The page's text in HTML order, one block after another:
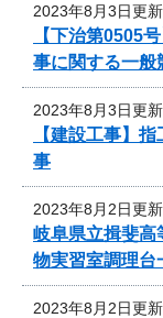
2023年8月3日更新
【下治第0505
事に関する一般
2023年8月3日更新
【建設工事】
事
2023年8月2日更新
岐阜県立揖斐高
物実習室調理台
2023年8月2日更新